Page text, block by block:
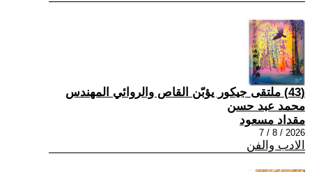
(43) ملتقى جيكور يؤبّن القاص والروائي المهندس
محمد عبد حسن
مقداد مسعود
2026 / 8 / 7
الادب والفن